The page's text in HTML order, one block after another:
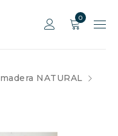
0
NATURAL